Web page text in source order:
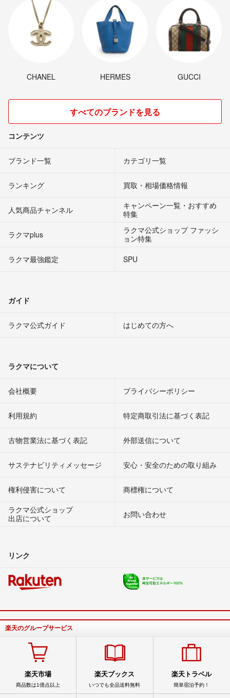
CHANEL HERMES GUCCI
すべてのブランドを見る
コンテンツ
ブランド一覧 カテゴリ一覧
ランキング 買取・相場価格情報
人気商品チャンネル
キャンペーン一覧・おすすめ
特集
ラクマplus
ラクマ公式ショップ ファッシ
ョン特集
ラクマ最強鑑定
SPU
ガイド
ラクマ公式ガイド はじめての方へ
ラクマについて
会社概要 プライバシーポリシー
利用規約 特定商取引法に基づく表記
古物営業法に基づく表記 外部送信について
サステナビリティメッセージ 安心・安全のための取り組み
権利侵害について
商標権について
ラクマ公式ショップ
出店について
お問い合わせ
リンク
楽天のグループサービス
楽天市場
商品数は1億点以上
楽天ブックス
いつでも全品送料無料
楽天トラベル
簡単宿泊予約！